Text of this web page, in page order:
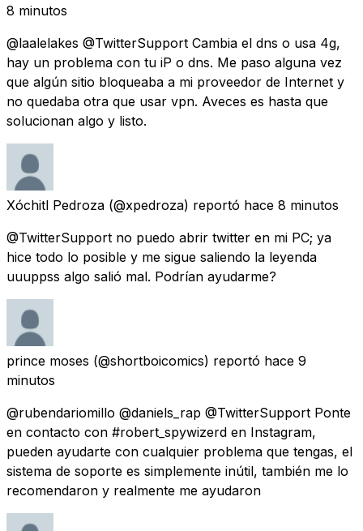
8 minutos
@laalelakes @TwitterSupport Cambia el dns o usa 4g,
hay un problema con tu iP o dns. Me paso alguna vez
que algún sitio bloqueaba a mi proveedor de Internet y
no quedaba otra que usar vpn. Aveces es hasta que
solucionan algo y listo.
Xóchitl Pedroza (@xpedroza) reportó hace 8 minutos
@TwitterSupport no puedo abrir twitter en mi PC; ya
hice todo lo posible y me sigue saliendo la leyenda
uuuppss algo salió mal. Podrían ayudarme?
prince moses (@shortboicomics) reportó hace 9
minutos
@rubendariomillo @daniels_rap @TwitterSupport Ponte
en contacto con #robert_spywizerd en Instagram,
pueden ayudarte con cualquier problema que tengas, el
sistema de soporte es simplemente inútil, también me lo
recomendaron y realmente me ayudaron